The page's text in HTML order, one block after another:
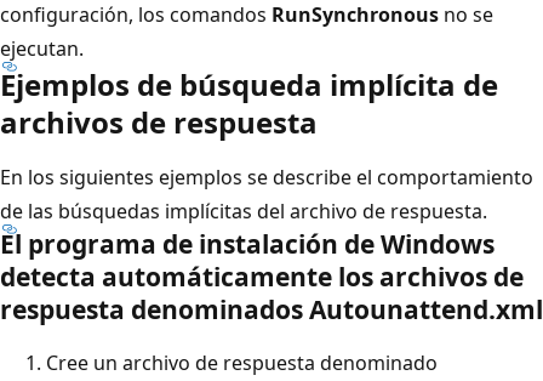
configuración, los comandos RunSynchronous no se
ejecutan.
Ejemplos de búsqueda implícita de
archivos de respuesta
En los siguientes ejemplos se describe el comportamiento
de las búsquedas implícitas del archivo de respuesta.
El programa de instalación de Windows
detecta automáticamente los archivos de
respuesta denominados Autounattend.xml
Cree un archivo de respuesta denominado